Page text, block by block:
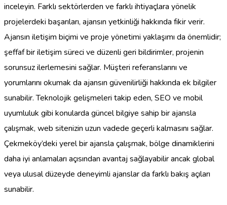
inceleyin. Farklı sektörlerden ve farklı ihtiyaçlara yönelik
projelerdeki başarıları, ajansın yetkinliği hakkında fikir verir.
Ajansın iletişim biçimi ve proje yönetimi yaklaşımı da önemlidir;
şeffaf bir iletişim süreci ve düzenli geri bildirimler, projenin
sorunsuz ilerlemesini sağlar. Müşteri referanslarını ve
yorumlarını okumak da ajansın güvenilirliği hakkında ek bilgiler
sunabilir. Teknolojik gelişmeleri takip eden, SEO ve mobil
uyumluluk gibi konularda güncel bilgiye sahip bir ajansla
çalışmak, web sitenizin uzun vadede geçerli kalmasını sağlar.
Çekmeköy’deki yerel bir ajansla çalışmak, bölge dinamiklerini
daha iyi anlamaları açısından avantaj sağlayabilir ancak global
veya ulusal düzeyde deneyimli ajanslar da farklı bakış açıları
sunabilir.